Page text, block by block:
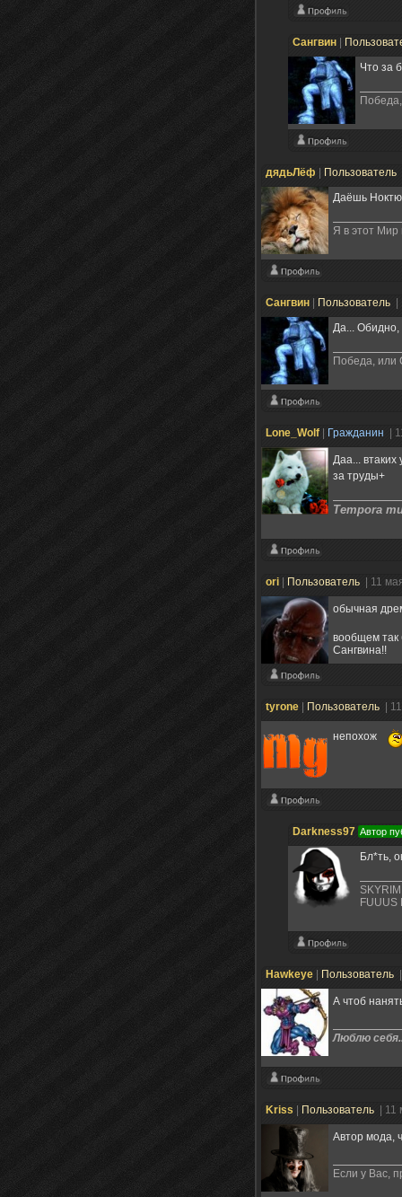
Сангвин
Что за
дядьЛёф Пользователь
Даёшь
Я в этот Мир
Сангвин Пользователь
Да... Обидно,
Победа, или
Lone_Wolf Гражданин |
Даа...
за труды+
Tempora
ori Пользователь | 11
обычная
вообщем так
Сангвина!!
tyrone Пользователь |
непохож
Darkness97 Автор
Бл*ть,
FUUUS
Hawkeye Пользователь
А чтоб
Люблю
Kriss Пользователь |
Автор мода,
Если у Вас,